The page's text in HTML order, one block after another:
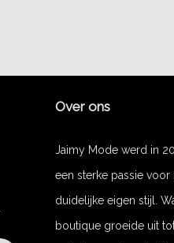
Over ons
Jaimy Mode werd in
een sterke passie
duidelijke eigen stijl.
boutique groeide uit